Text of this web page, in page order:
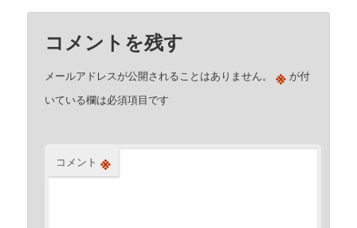
コメントを残す
メールアドレスが公開されることはありません。 ※ が付
いている欄は必須項目です
コメント ※